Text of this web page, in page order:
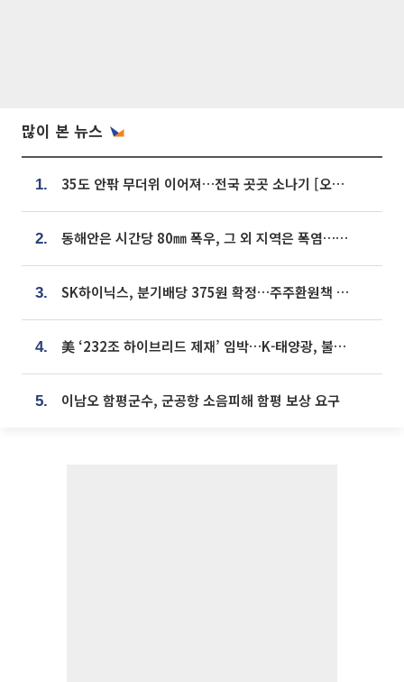
많이 본 뉴스
1. 35도 안팎 무더위 이어져…전국 곳곳 소나기 [오늘 날씨]
2. 동해안은 시간당 80㎜ 폭우, 그 외 지역은 폭염…‘극과 극 날씨’
3. SK하이닉스, 분기배당 375원 확정…주주환원책 9월로 앞당겨 발표
4. 美 ‘232조 하이브리드 제재’ 임박…K-태양광, 불확실성 털고 날개 다나
5. 이남오 함평군수, 군공항 소음피해 함평 보상 요구